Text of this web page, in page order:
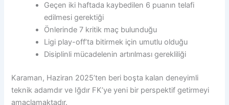
Geçen iki haftada kaybedilen 6 puanın telafi
edilmesi gerektiği
Önlerinde 7 kritik maç bulunduğu
Ligi play-off’ta bitirmek için umutlu olduğu
Disiplinli mücadelenin artırılması gerekliliği
Karaman, Haziran 2025’ten beri boşta kalan deneyimli
teknik adamdır ve Iğdır FK’ye yeni bir perspektif getirmeyi
amaçlamaktadır.